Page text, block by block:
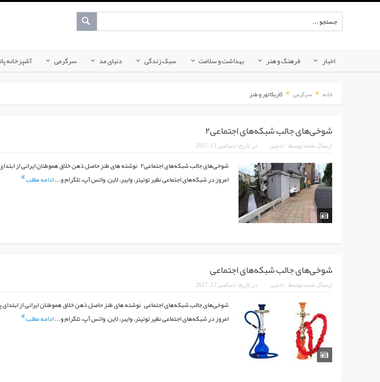
اخبار فرهنگ و هنر بهداشت و سلامت سبک زندگی دنیای مد سرگرمی آشپزخانه
خانه سرگرمی کاریکاتور و طنز
شوخی‌های جالب شبکه‌های اجتماعی۲
ارسال شده توسط : ادمین در تاریخ:دسامبر 13, 2017
امروز در شبکه‌های اجتماعی نظیر توئیتر، وایبر، لاین، واتس آپ، تلگرام و...ادامه مطلب
شوخی‌های جالب شبکه‌های اجتماعی
ارسال شده توسط : ادمین در تاریخ:دسامبر 13, 2017
امروز در شبکه‌های اجتماعی نظیر توئیتر، وایبر، لاین، واتس آپ، تلگرام و...ادامه مطلب